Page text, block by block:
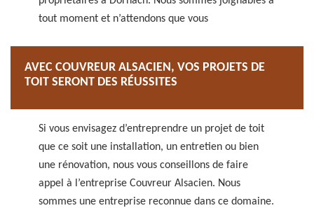
tout moment et n’attendons que vous
AVEC COUVREUR ALSACIEN, VOS PROJETS DE
TOIT SERONT DES RÉUSSITES
Si vous envisagez d’entreprendre un projet de toit
que ce soit une installation, un entretien ou bien
une rénovation, nous vous conseillons de faire
appel à l’entreprise Couvreur Alsacien. Nous
sommes une entreprise reconnue dans ce domaine.